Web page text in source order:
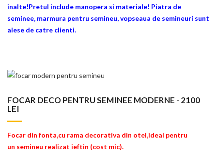
inalte!Pretul include manopera si materiale! Piatra de
seminee, marmura pentru semineu, vopseaua de semineuri sunt
alese de catre clienti.
FOCAR DECO PENTRU SEMINEE MODERNE - 2100
LEI
Focar din fonta,cu rama decorativa din otel,ideal pentru
un semineu realizat ieftin (cost mic).